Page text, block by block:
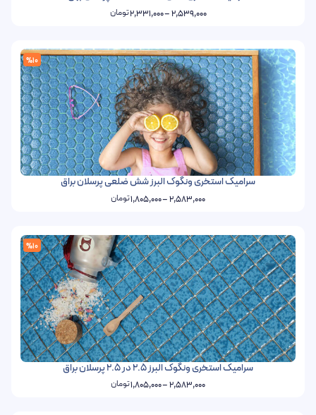
2,539,000
–
2,331,000تومان
%10
سرامیک استخری ونگوک البرز شش ضلعی پرسلان براق
2,583,000
–
1,805,000تومان
%10
سرامیک استخری ونگوک البرز 2.5 در 2.5 پرسلان براق
2,583,000
–
1,805,000تومان